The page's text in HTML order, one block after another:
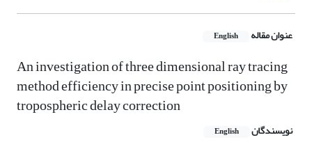
عنوان مقاله English
An investigation of three dimensional ray tracing
method efficiency in precise point positioning by
tropospheric delay correction
نویسندگان English